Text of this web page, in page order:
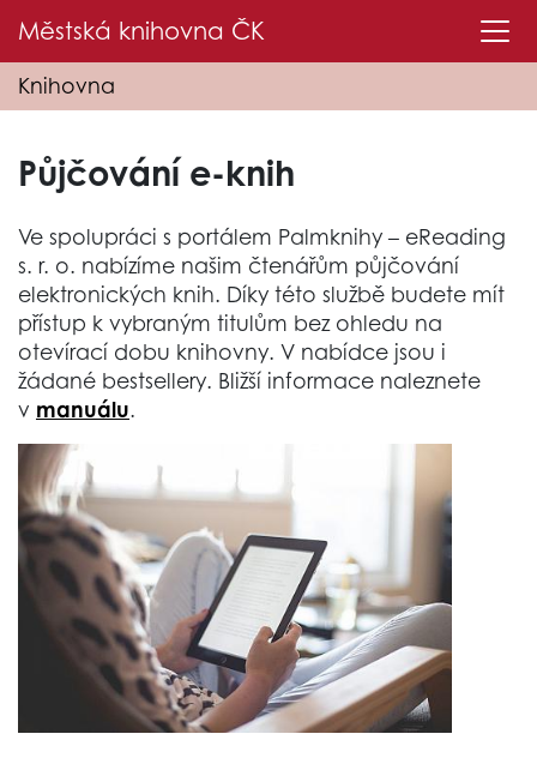
Městská knihovna ČK
Knihovna
Půjčování e-knih
Ve spolupráci s portálem Palmknihy – eReading
s. r. o. nabízíme našim čtenářům půjčování
elektronických knih. Díky této službě budete mít
přístup k vybraným titulům bez ohledu na
otevírací dobu knihovny. V nabídce jsou i
žádané bestsellery. Bližší informace naleznete
v manuálu.